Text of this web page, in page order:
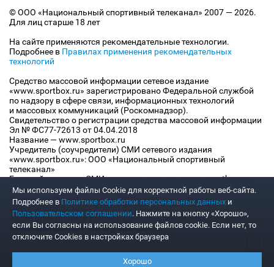
© ООО «Национальный спортивный телеканал» 2007 — 2026.
Для лиц старше 18 лет
На сайте применяются рекомендательные технологии.
Подробнее в Правилах применения рекомендательных
технологий
Средство массовой информации сетевое издание
«www.sportbox.ru» зарегистрировано Федеральной службой
по надзору в сфере связи, информационных технологий
и массовых коммуникаций (Роскомнадзор).
Свидетельство о регистрации средства массовой информации
Эл № ФС77-72613 от 04.04.2018
Название — www.sportbox.ru
Учредитель (соучредители) СМИ сетевого издания
«www.sportbox.ru»: ООО «Национальный спортивный
телеканал»
Главный редактор СМИ сетевого издания «www.sportbox.ru»:
Конов В.А.
Номер телефона редакции СМИ сетевого издания
«www.sportbox.ru»: +7 (495) 653 8419
Адрес электронной почты редакции СМИ сетевого издания
«www.sportbox.ru»: editor@sportbox.ru
Мы используем файлы Сookie для корректной работы веб-сайта.
Подробнее в Политике обработки персональных данных и
Пользовательском соглашении. Нажмите на кнопку «Хорошо»,
если Вы согласны на использование файлов cookie. Если нет, то
отключите Cookies в настройках браузера
Хорошо